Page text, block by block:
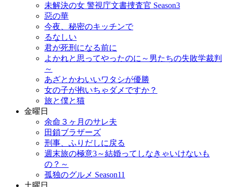
未解決の女 警視庁文書捜査官 Season3
惡の華
今夜、秘密のキッチンで
るなしい
君が死刑になる前に
よかれと思ってやったのに～男たちの失敗学裁判
～
あざとかわいいワタシが優勝
女の子が抱いちゃダメですか？
旅と僕と猫
金曜日
余命３ヶ月のサレ夫
田鎖ブラザーズ
刑事、ふりだしに戻る
週末旅の極意3～結婚ってしなきゃいけないも
の？～
孤独のグルメ Season11
土曜日